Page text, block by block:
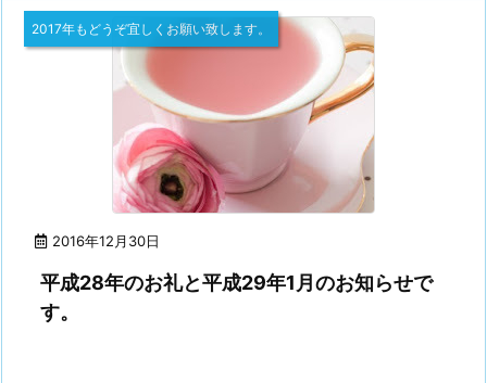
2016年12月30日
2017年もどうぞ宜しくお願い致します。
平成28年のお礼と平成29年1月のお知らせで
す。